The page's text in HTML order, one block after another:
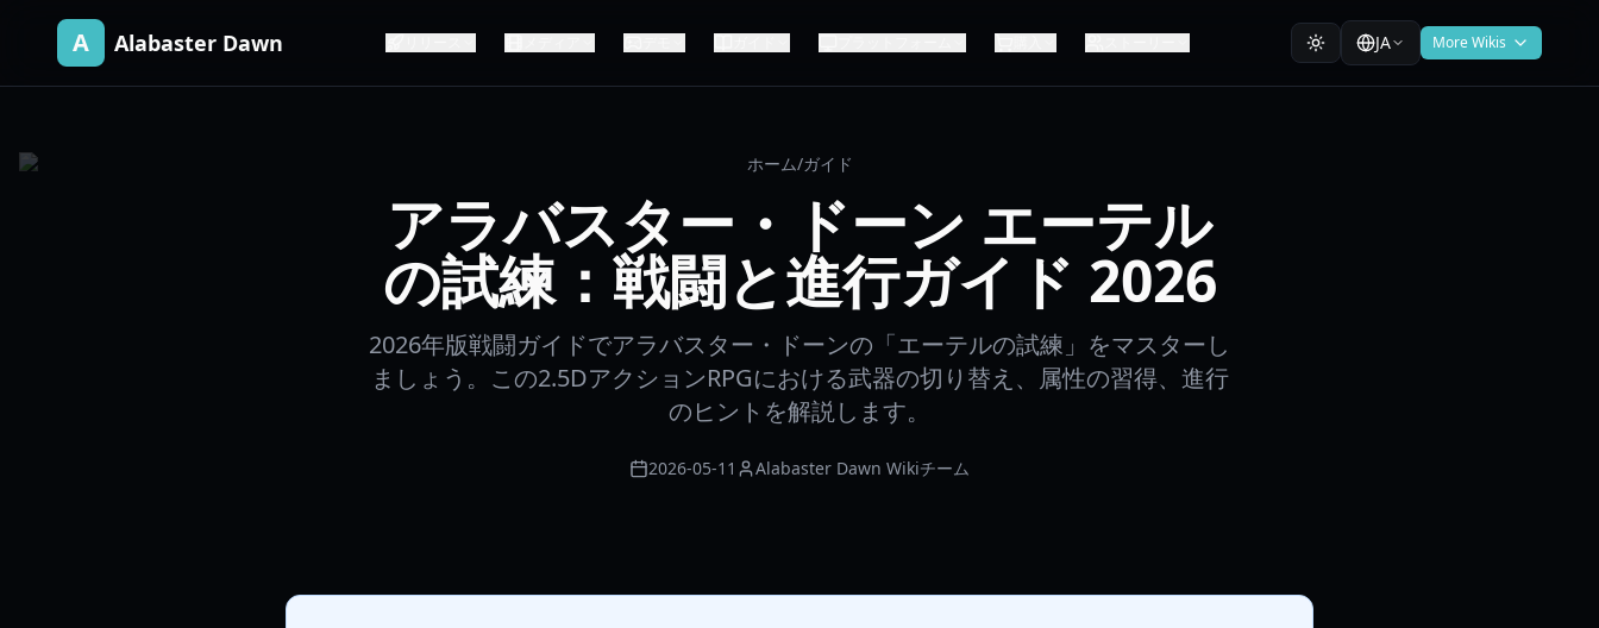
A Alabaster Dawn JA More Wikis
ホーム/ガイド
アラバスター・ドーン エーテル
の試練：戦闘と進行ガイド 2026
2026年版戦闘ガイドでアラバスター・ドーンの「エーテルの試練」をマスターし
ましょう。この2.5DアクションRPGにおける武器の切り替え、属性の習得、進行
のヒントを解説します。
2026-05-11 Alabaster Dawn Wikiチーム